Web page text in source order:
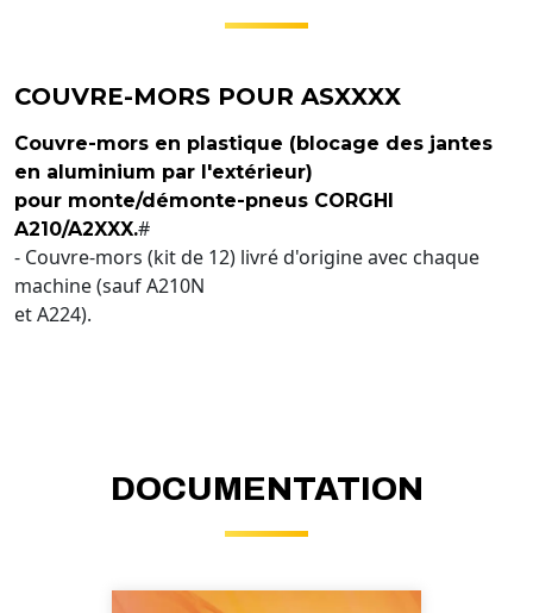
COUVRE-MORS POUR ASXXXX
Couvre-mors en plastique (blocage des jantes
en aluminium par l'extérieur)
pour monte/démonte-pneus CORGHI
A210/A2XXX.#
- Couvre-mors (kit de 12) livré d'origine avec chaque
machine (sauf A210N
et A224).
DOCUMENTATION